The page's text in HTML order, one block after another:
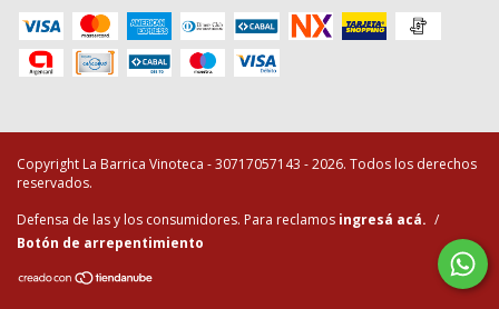
Copyright La Barrica Vinoteca - 30717057143 - 2026. Todos los derechos
reservados.
Defensa de las y los consumidores. Para reclamos ingresá acá. /
Botón de arrepentimiento